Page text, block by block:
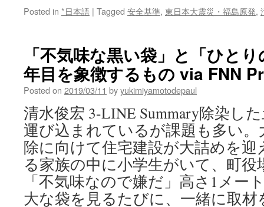
Posted in *日本語 | Tagged 安全基準, 東日本大震災・福島原発,
「不気味な黒い袋」と「ひと
年目を象徴するもの via FNN
Posted on 2019/03/11 byyukimiyamotodepaul
清水俊宏 3-LINE Summary除染し
運び込まれているが課題も多い
除に向けて住宅建設が大詰めを
る家族の中に小学生がいて、町
「不気味なので嫌だ」高さ1メー
大な袋を見るたびに、一緒に取